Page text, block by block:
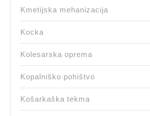
Kmetijska mehanizacija
Kocka
Kolesarska oprema
Kopalniško pohištvo
Košarkaška tekma